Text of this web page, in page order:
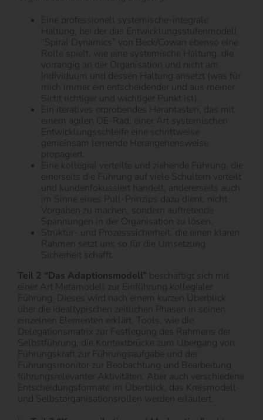
Eine professionell systemische-integrale
Haltung, bei der das Entwicklungsstufenmodell
“Spiral Dynamics” von Beck/Cowan ebenso eine
Rolle spielt, wie eine systemische Haltung, die
vorrangig an der Organisation und nicht am
Individuum und dessen Haltung ansetzt (was für
mich immer ein entscheidender und aus meiner
Sicht richtiger und wichtiger Punkt ist).
Ein iteratives erprobendes Herantasten, das mit
einem agilen OE-Rad, einer Art systemischen
Entwicklungsschleife eine schrittweise
gemeinsam lernende Herangehensweise
propagiert.
Eine kollegial verteilte und ziehende Führung, die
einerseits die Führung auf viele Schultern verteilt
und kundenfokussiert handelt, andererseits auch
im Sinne eines Pull-Prinzips dazu dient, nicht
Vorgaben zu machen, sondern auftretende
Spannungen in der Organisation zu lösen.
Struktur- und Prozesssicherheit, die einen klaren
Rahmen setzt uns so für die Umsetzung
Sicherheit schafft.
Teil 2 “Das Adaptionsmodell” beschäftigt sich mit
einer Art Metamodell zur Einführung kollegialer
Führung. Dieses wird nach einem kurzen Überblick
über die idealtypischen zeitlichen Phasen in seinen
einzelnen Elementen erklärt. Tools, wie die
Delegationsmatrix zur Festlegung des Rahmens der
Selbstführung, die Kontextbrücke zum Übergang von
Führungskraft zur Führungsaufgabe und der
Führungsmonitor zur Beobachtung und Bearbeitung
führungsrelevanter Aktivitäten. Aber auch verschiedene
Entscheidungsformate im Überblick, das Kreismodell
und Selbstorganisationsrollen werden erläutert.